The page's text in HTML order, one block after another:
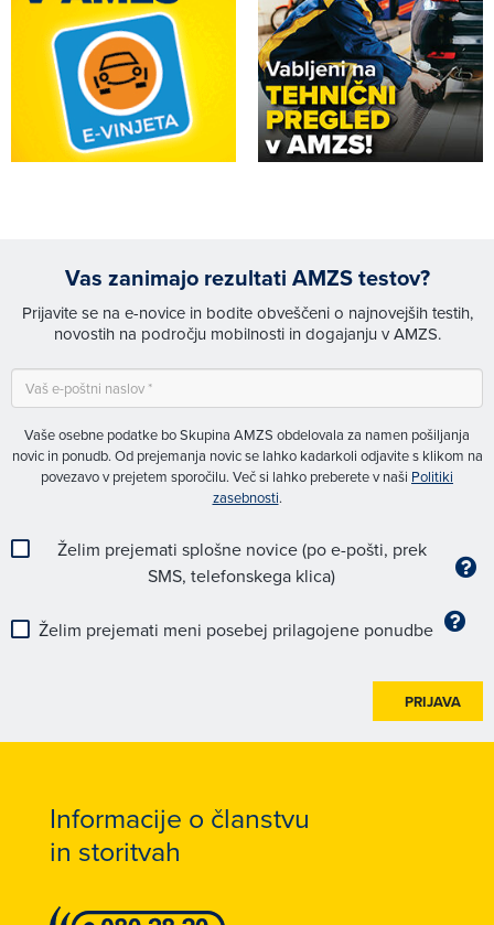
Vas zanimajo rezultati AMZS testov?
Prijavite se na e-novice in bodite obveščeni o najnovejših testih,
novostih na področju mobilnosti in dogajanju v AMZS.
Vaše osebne podatke bo Skupina AMZS obdelovala za namen pošiljanja
novic in ponudb. Od prejemanja novic se lahko kadarkoli odjavite s klikom na
povezavo v prejetem sporočilu. Več si lahko preberete v naši Politiki
zasebnosti.
Želim prejemati splošne novice (po e-pošti, prek
SMS, telefonskega klica)
Želim prejemati meni posebej prilagojene ponudbe
PRIJAVA
Informacije o članstvu
in storitvah